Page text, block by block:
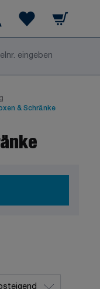
Warenkorb
& Schränke